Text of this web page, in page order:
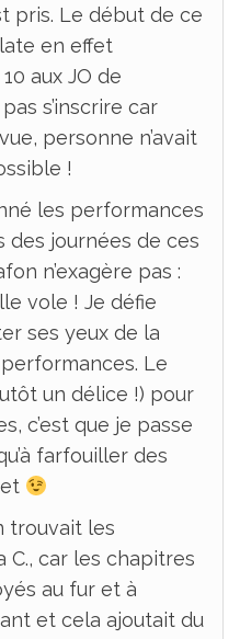
pris. Le début de ce
en effet
aux JO de
s’inscrire car
personne n’avait
!
les performances
des journées de ces
n’exagère pas :
vole ! Je défie
ses yeux de la
Le
un délice !) pour
c’est que je passe
farfouiller des
trouvait les
C., car les chapitres
au fur et à
et cela ajoutait du